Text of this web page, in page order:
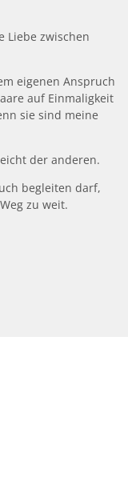
Liebe zwischen
eigenen Anspruch
auf Einmaligkeit
sie sind meine
der anderen.
begleiten darf,
zu weit.